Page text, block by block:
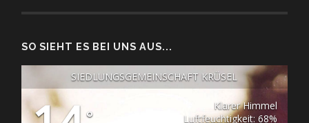
SO SIEHT ES BEI UNS AUS...
SIEDLUNGSGEMEINSCHAFT KRÜSEL
°
Klarer Himmel
Luftfeuchtigkeit: 68%